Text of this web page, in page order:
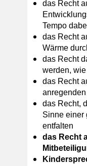
das Recht
Tempo
das Recht
Wärme
das Recht
werden,
das Recht
das Recht,
Sinne einer
entfalten
das Recht